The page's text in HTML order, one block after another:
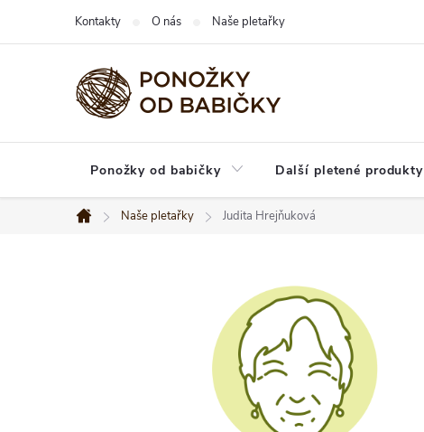
Kontakty O nás Naše pletařky
Ponožky od babičky Další pletené produkty
Domů
Naše pletařky Judita Hrejňuková